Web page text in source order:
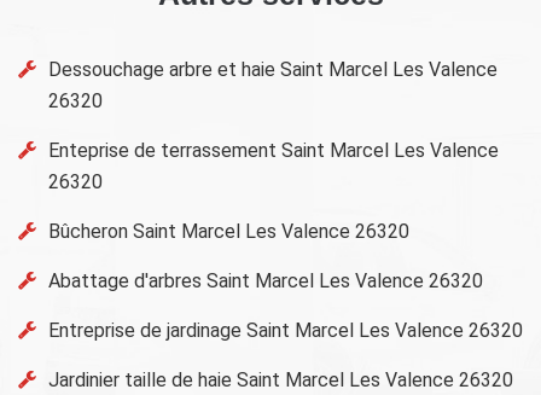
Dessouchage arbre et haie Saint Marcel Les Valence
26320
Enteprise de terrassement Saint Marcel Les Valence
26320
Bûcheron Saint Marcel Les Valence 26320
Abattage d'arbres Saint Marcel Les Valence 26320
Entreprise de jardinage Saint Marcel Les Valence 26320
Jardinier taille de haie Saint Marcel Les Valence 26320